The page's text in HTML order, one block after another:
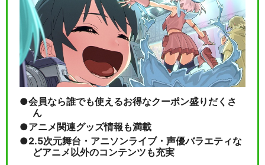
会員なら誰でも使えるお得なクーポン盛りだくさ
ん
アニメ関連グッズ情報も満載
2.5次元舞台・アニソンライブ・声優バラエティな
どアニメ以外のコンテンツも充実